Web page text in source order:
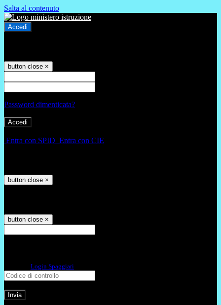
Salta al contenuto
Accedi
button close ×
Password dimenticata?
Entra con SPID Entra con CIE
button close ×
button close ×
Login Spaggiari